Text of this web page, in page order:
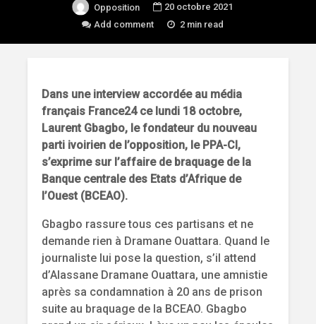
Opposition
20 octobre 2021
Add comment
2 min read
Dans une interview accordée au média
français France24 ce lundi 18 octobre,
Laurent Gbagbo, le fondateur du nouveau
parti ivoirien de l’opposition, le PPA-CI,
s’exprime sur l’affaire de braquage de la
Banque centrale des Etats d’Afrique de
l’Ouest (BCEAO).
Gbagbo rassure tous ces partisans et ne
demande rien à Dramane Ouattara. Quand le
journaliste lui pose la question, s’il attend
d’Alassane Dramane Ouattara, une amnistie
après sa condamnation à 20 ans de prison
suite au braquage de la BCEAO. Gbagbo